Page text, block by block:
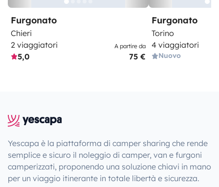
Furgonato
Chieri
2 viaggiatori
5,0
A partire da
75 €
Furgonato
Torino
4 viaggiatori
Nuovo
Yescapa è la piattaforma di camper sharing che rende
semplice e sicuro il noleggio di camper, van e furgoni
camperizzati, proponendo una soluzione chiavi in mano
per un viaggio itinerante in totale libertà e sicurezza.